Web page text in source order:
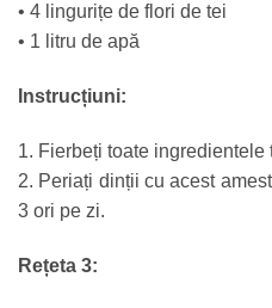
• 4 lingurițe de flori de tei
• 1 litru de apă
Instrucțiuni:
1. Fierbeți toate ingredientele
2. Periați dinții cu acest
3 ori pe zi.
Rețeta 3: